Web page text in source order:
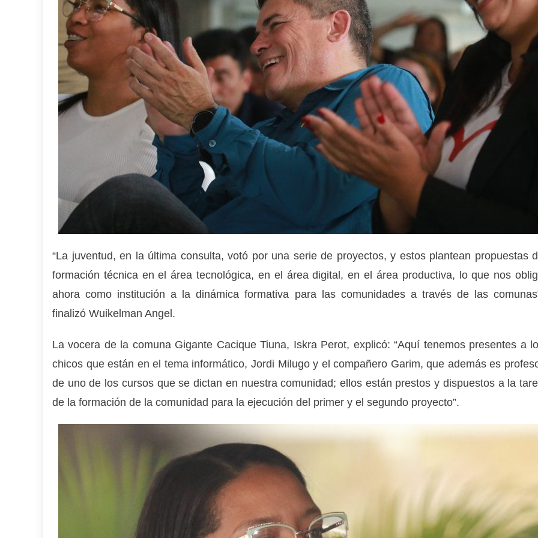
“La juventud, en la última consulta, votó por una serie de proyectos, y estos plantean propuestas
formación técnica en el área tecnológica, en el área digital, en el área productiva, lo que nos
ahora como institución a la dinámica formativa para las comunidades a través de las
finalizó Wuikelman Angel.
La vocera de la comuna Gigante Cacique Tiuna, Iskra Perot, explicó: “Aquí tenemos presentes a
chicos que están en el tema informático, Jordi Milugo y el compañero Garim, que además es
de uno de los cursos que se dictan en nuestra comunidad; ellos están prestos y dispuestos a la
de la formación de la comunidad para la ejecución del primer y el segundo proyecto”.